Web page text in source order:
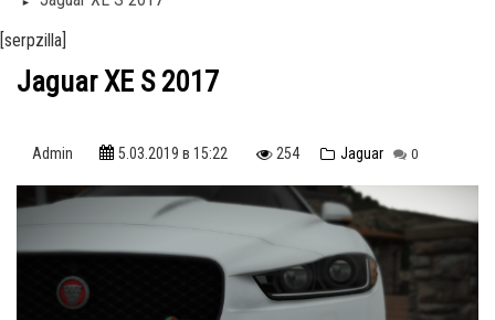
►
[serpzilla]
Jaguar XE S 2017
Admin 5.03.2019 в 15:22 254 Jaguar 0